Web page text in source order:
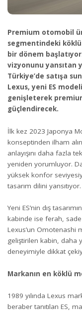
Premium otomobil
segmentindeki köklü
bir dönem
vizyonunu yansıtan
Türkiye’de satışa
Lexus, yeni ES
genişleterek
güçlendirecek.
İlk kez 2023 Japonya
konseptinden ilham
anlayışını daha fazla
yeniden yorumluyor.
yüksek konfor
tasarım dilini yansıtıyor.
Yeni ES’nin dış
kabinde ise ferah,
Lexus’un Omotenashi
geliştirilen kabin, daha
deneyimiyle dikkat
Markanın en köklü
1989 yılında Lexus
beraber tanıtılan ES,